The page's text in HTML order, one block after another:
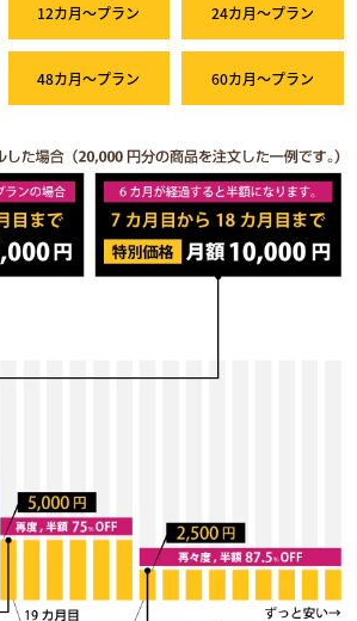
12カ月～プラン 24カ月～プラン
48カ月～プラン 60カ月～プラン